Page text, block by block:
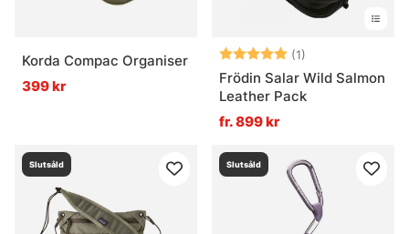
Korda Compac Organiser
399 kr
Betyg: (1)
Frödin Salar Wild Salmon
Leather Pack
fr. 899 kr
Slutsåld Slutsåld